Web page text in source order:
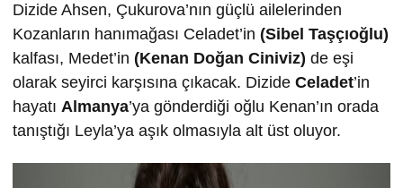
Dizide Ahsen, Çukurova’nın güçlü ailelerinden
Kozanların hanımağası Celadet’in (Sibel Taşçıoğlu)
kalfası, Medet’in (Kenan Doğan Ciniviz) de eşi
olarak seyirci karşısına çıkacak. Dizide Celadet’in
hayatı Almanya’ya gönderdiği oğlu Kenan’ın orada
tanıştığı Leyla’ya aşık olmasıyla alt üst oluyor.